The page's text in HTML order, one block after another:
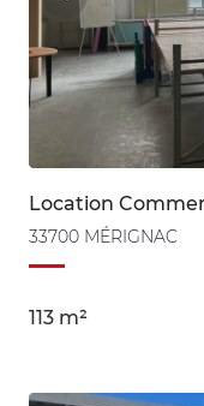
Location
33700 MÉRIGNAC
113 m²